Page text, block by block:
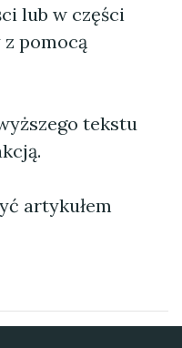
lub w części
pomocą
tekstu
artykułem